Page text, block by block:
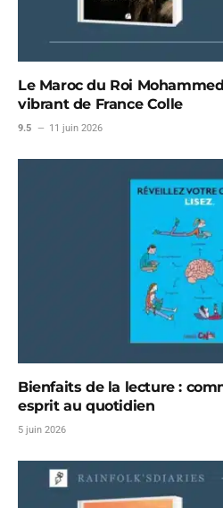
Le Maroc du Roi
vibrant de France Colle
9.5 11 juin 2026
Bienfaits de la lecture :
esprit au quotidien
5 juin 2026